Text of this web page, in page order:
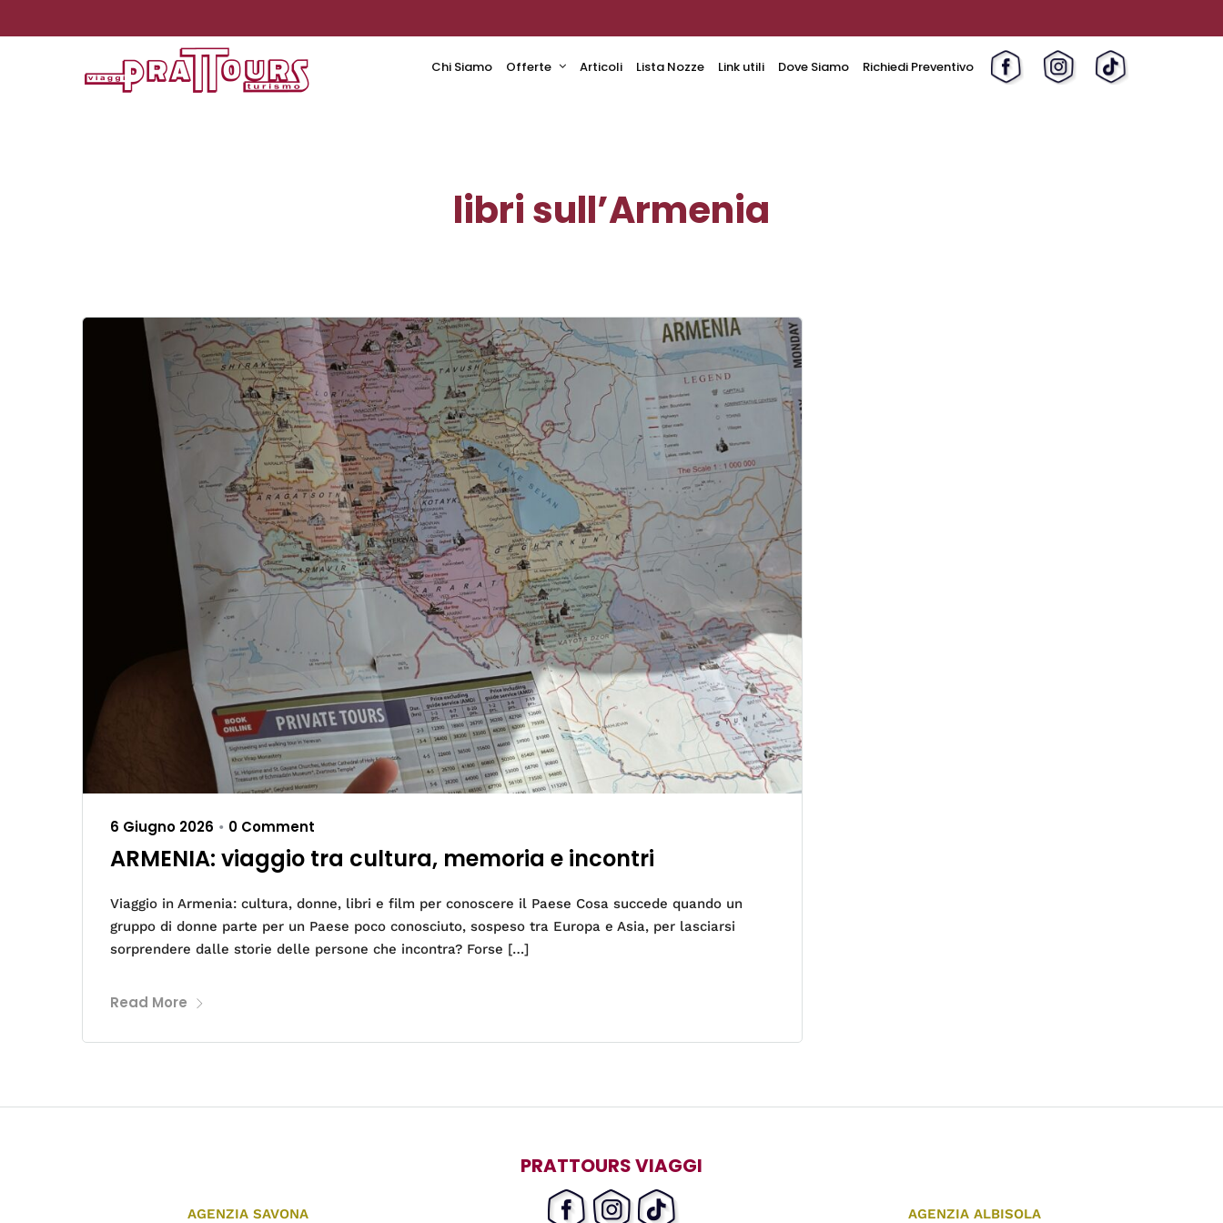
Chi Siamo Offerte Articoli Lista Nozze Link utili Dove Siamo Richiedi Preventivo
libri sull’Armenia
6 Giugno 2026 • 0 Comment
ARMENIA: viaggio tra cultura, memoria e incontri
Viaggio in Armenia: cultura, donne, libri e film per conoscere il Paese Cosa succede quando un
gruppo di donne parte per un Paese poco conosciuto, sospeso tra Europa e Asia, per lasciarsi
sorprendere dalle storie delle persone che incontra? Forse […]
Read More
AGENZIA SAVONA
PRATTOURS VIAGGI
AGENZIA ALBISOLA